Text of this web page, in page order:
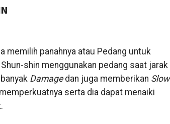
memilih panahnya atau Pedang untuk
shin menggunakan pedang saat jarak
Damagedan juga memberikan Slow
serta dia dapat menaiki